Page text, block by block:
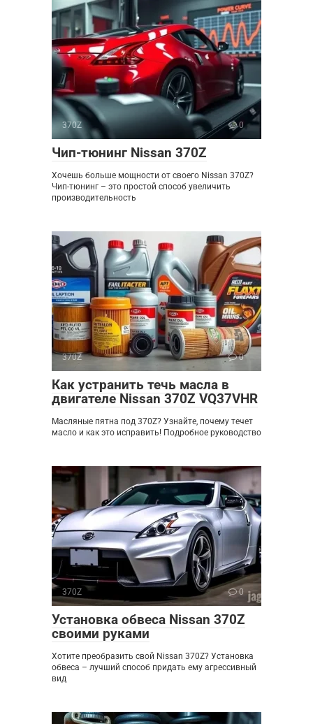
370Z 0
Чип-тюнинг Nissan 370Z
Хочешь больше мощности от своего Nissan 370Z?
Чип-тюнинг – это простой способ увеличить
производительность
370Z 0
Как устранить течь масла в
двигателе Nissan 370Z VQ37VHR
Масляные пятна под 370Z? Узнайте, почему течет
масло и как это исправить! Подробное руководство
370Z 0
Установка обвеса Nissan 370Z
своими руками
Хотите преобразить свой Nissan 370Z? Установка
обвеса – лучший способ придать ему агрессивный
вид